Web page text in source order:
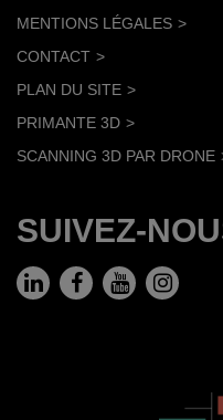
MENTIONS LÉGALES
CONTACT
PLAN DU SITE
PRIMANTE 3D
SCANNING 3D PAR DRONE
SUIVEZ-